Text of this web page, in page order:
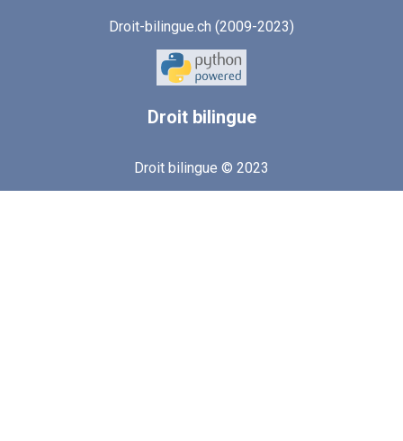
Droit-bilingue.ch (2009-2023)
Droitbilingue
Droit bilingue © 2023